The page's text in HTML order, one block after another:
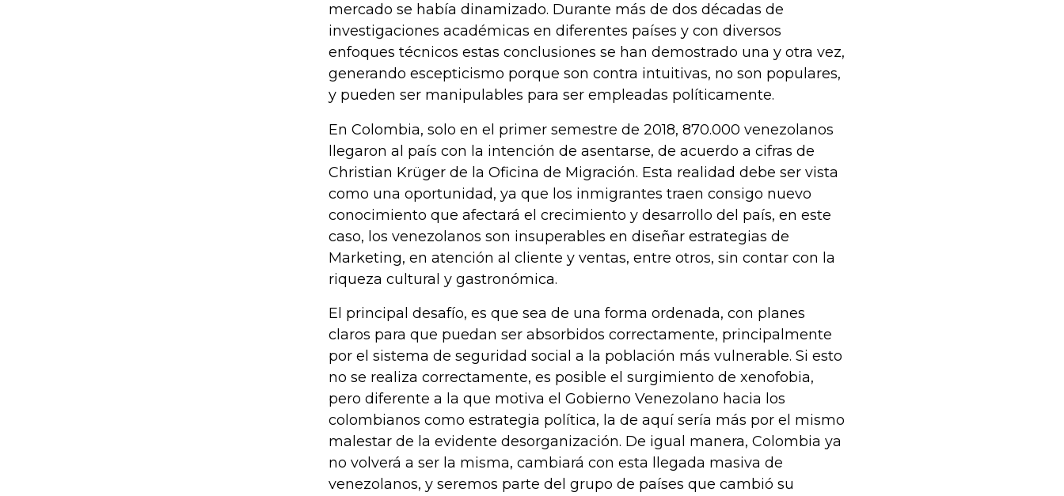
mercado se había dinamizado. Durante más de dos décadas de
investigaciones académicas en diferentes países y con diversos
enfoques técnicos estas conclusiones se han demostrado una y otra vez,
generando escepticismo porque son contra intuitivas, no son populares,
y pueden ser manipulables para ser empleadas políticamente.
En Colombia, solo en el primer semestre de 2018, 870.000 venezolanos
llegaron al país con la intención de asentarse, de acuerdo a cifras de
Christian Krüger de la Oficina de Migración. Esta realidad debe ser vista
como una oportunidad, ya que los inmigrantes traen consigo nuevo
conocimiento que afectará el crecimiento y desarrollo del país, en este
caso, los venezolanos son insuperables en diseñar estrategias de
Marketing, en atención al cliente y ventas, entre otros, sin contar con la
riqueza cultural y gastronómica.
El principal desafío, es que sea de una forma ordenada, con planes
claros para que puedan ser absorbidos correctamente, principalmente
por el sistema de seguridad social a la población más vulnerable. Si esto
no se realiza correctamente, es posible el surgimiento de xenofobia,
pero diferente a la que motiva el Gobierno Venezolano hacia los
colombianos como estrategia política, la de aquí sería más por el mismo
malestar de la evidente desorganización. De igual manera, Colombia ya
no volverá a ser la misma, cambiará con esta llegada masiva de
venezolanos, y seremos parte del grupo de países que cambió su